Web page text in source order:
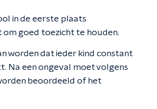
in de eerste plaats
goed toezicht te houden.
worden dat ieder kind constant
Na een ongeval moet volgens
beoordeeld of het